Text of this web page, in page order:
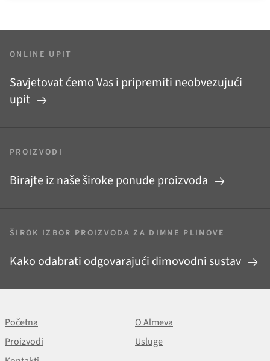
ONLINE UPIT
Savjetovat ćemo Vas i pripremiti neobvezujući
upit
PROIZVODI
Birajte iz naše široke ponude proizvoda
ŠIROK IZBOR PROIZVODA ZA DIMNE PLINOVE
Kako odabrati odgovarajući dimovodni sustav
Početna
O Almeva
Proizvodi
Usluge